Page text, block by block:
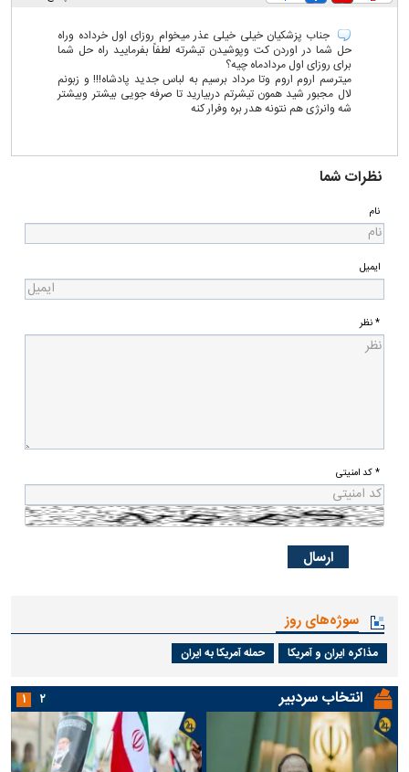
جناب پزشکیان خیلی خیلی عذر میخوام روزای اول خرداده وراه
حل شما در اوردن کت وپوشیدن تیشرته لطفاً بفرمایید راه حل شما
برای روزای اول مردادماه چیه؟
میترسم اروم اروم وتا مرداد برسیم به لباس جدید پادشاه!!! و زبونم
لال مجبور شید همون تیشرتم دربیارید تا صرفه جویی بیشتر وبیشتر
شه وانرژی هم نتونه هدر بره وفرار کنه
نظرات شما
نام
ایمیل
* نظر
* کد امنیتی
سوژه‌های روز
مذاکره ایران و آمریکا حمله آمریکا به ایران
انتخاب سردبیر ۱ ۲